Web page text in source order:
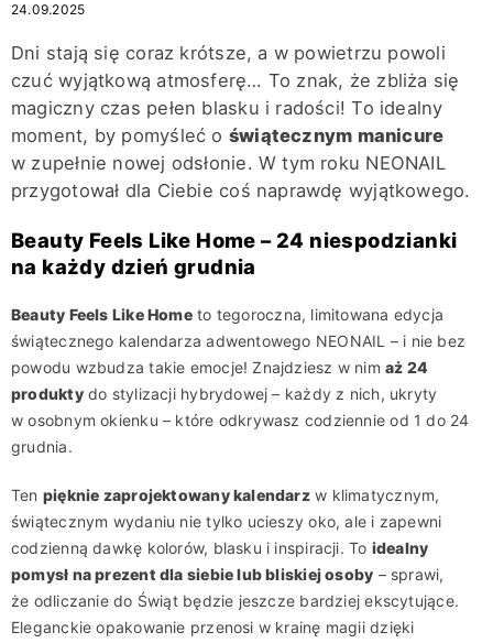
24.09.2025
Dni stają się coraz krótsze, a w powietrzu powoli
czuć wyjątkową atmosferę… To znak, że zbliża się
magiczny czas pełen blasku i radości! To idealny
moment, by pomyśleć o świątecznym manicure
w zupełnie nowej odsłonie. W tym roku NEONAIL
przygotował dla Ciebie coś naprawdę wyjątkowego.
Beauty Feels Like Home – 24 niespodzianki
na każdy dzień grudnia
Beauty Feels Like Hometo tegoroczna, limitowana edycja
świątecznego kalendarza adwentowego NEONAIL – i nie bez
powodu wzbudza takie emocje! Znajdziesz w nimaż 24
produktydo stylizacji hybrydowej – każdy z nich, ukryty
w osobnym okienku – które odkrywasz codziennie od 1 do 24
grudnia.
Ten pięknie zaprojektowany kalendarzw klimatycznym,
świątecznym wydaniu nie tylko ucieszy oko, ale i zapewni
codzienną dawkę kolorów, blasku i inspiracji. To idealny
pomysł na prezent dla siebie lub bliskiej osoby – sprawi,
że odliczanie do Świąt będzie jeszcze bardziej ekscytujące.
Eleganckie opakowanie przenosi w krainę magii dzięki